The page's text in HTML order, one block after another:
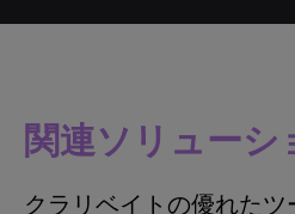
関連ソリューシ
クラリベイトの優れたツ